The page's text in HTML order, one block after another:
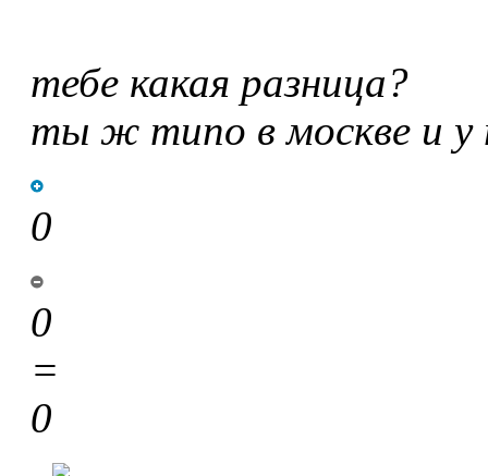
тебе какая разница?
ты ж типо в москве и у
0
0
=
0